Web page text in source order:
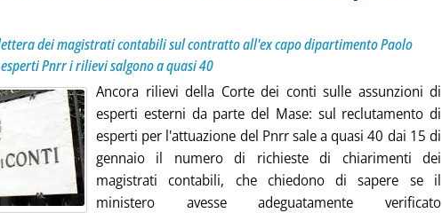
dei magistrati contabili sul contratto all'ex capo dipartimento Paolo
Pnrr i rilievi salgono a quasi 40
Ancora rilievi della Corte dei conti sulle assunzioni di
esperti esterni da parte del Mase: sul reclutamento di
esperti per l'attuazione del Pnrr sale a quasi 40 dai 15 di
gennaio il numero di richieste di chiarimenti dei
magistrati contabili, che chiedono di sapere se il
ministero avesse adeguatamente verificato